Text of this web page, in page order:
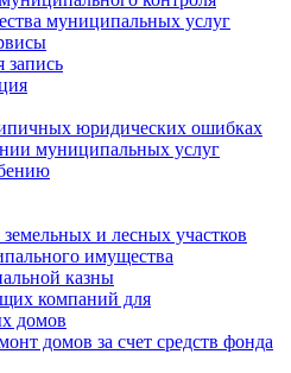
муниципальных услуг
запись
юридических ошибках
муниципальных услуг
и лесных участков
имущества
казны
компаний для
домов
домов за счет средств фонда